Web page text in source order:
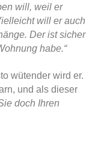
will, weil er
will er auch
Der ist sicher
habe.“
wütender wird er.
und als dieser
doch Ihren